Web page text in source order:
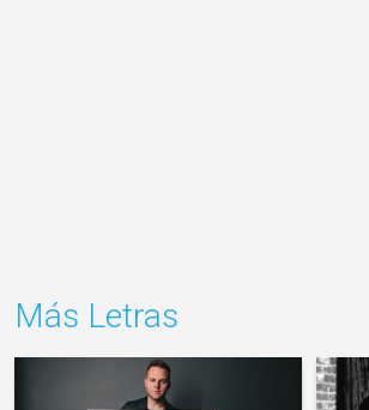
Más Letras